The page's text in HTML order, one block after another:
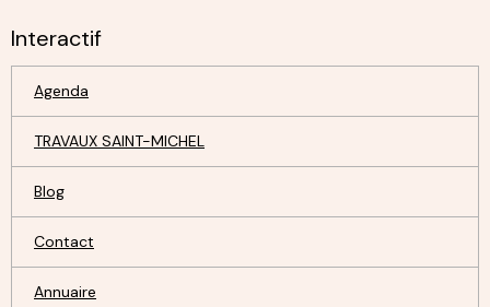
Interactif
Agenda
TRAVAUX SAINT-MICHEL
Blog
Contact
Annuaire